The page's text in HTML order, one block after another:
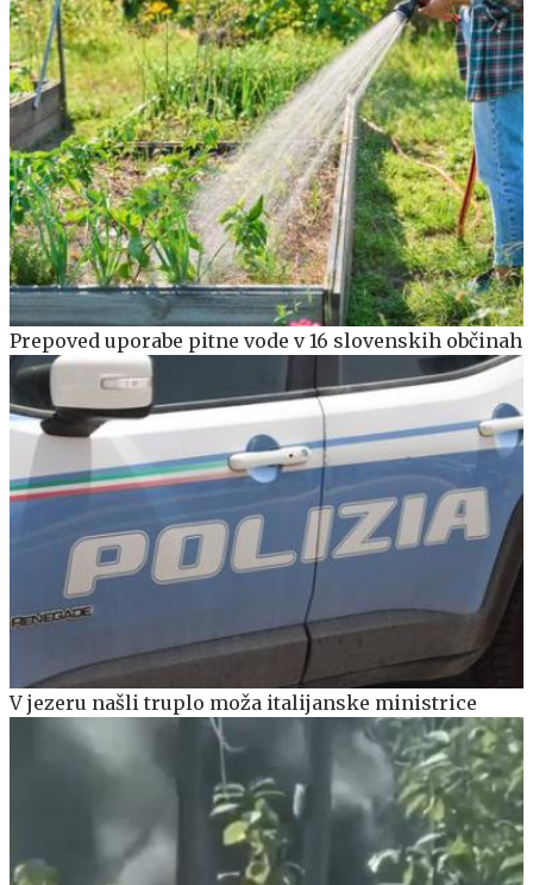
Prepoved uporabe pitne vode v 16 slovenskih občinah
V jezeru našli truplo moža italijanske ministrice